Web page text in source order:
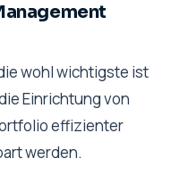
wohl wichtigste ist
Einrichtung von
effizienter
werden.